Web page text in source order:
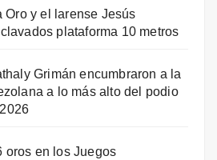
Oro y el larense Jesús
plataforma 10 metros
Grimán encumbraron a la
a lo más alto del podio
oros en los Juegos